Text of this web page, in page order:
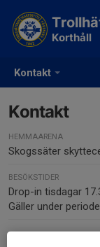
Kontakt
Korthåll
Kontakt
HEMMAARENA
Skogssäter
BESÖKSTIDER
Drop-in tisdagar
Gäller under